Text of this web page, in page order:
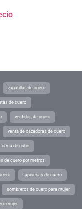
zapatillas de cuero
de cuero
vestidos de cuero
venta de cazadoras de cuero
de cubo
de cuero por metros
tapicerias de cuero
sombreros de cuero para mujer
mujer